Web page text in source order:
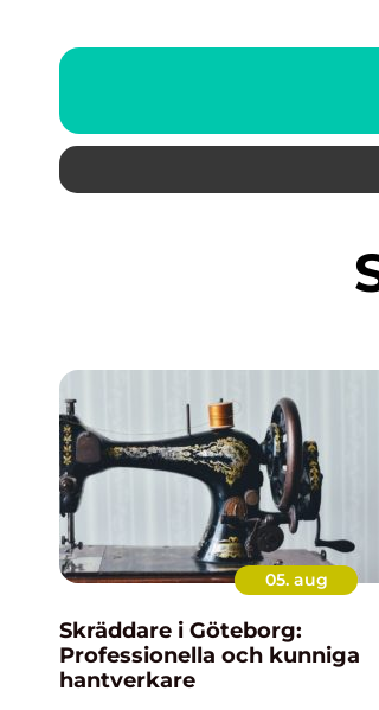
05. aug
Skräddare i Göteborg:
Professionella och kunniga
hantverkare